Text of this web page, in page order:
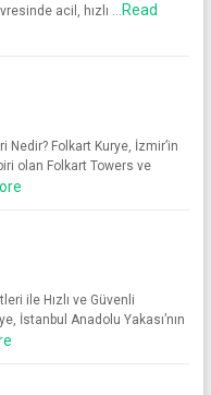
acil, hızlı … Read
Nedir? Folkart Kurye, İzmir’in
olan Folkart Towers ve
ile Hızlı ve Güvenli
İstanbul Anadolu Yakası’nın